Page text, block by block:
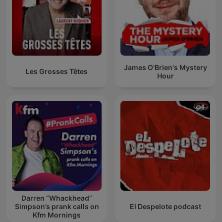
Les Grosses Têtes
James O'Brien's Mystery
Hour
Darren “Whackhead”
Simpson’s prank calls on
Kfm Mornings
El Despelote podcast